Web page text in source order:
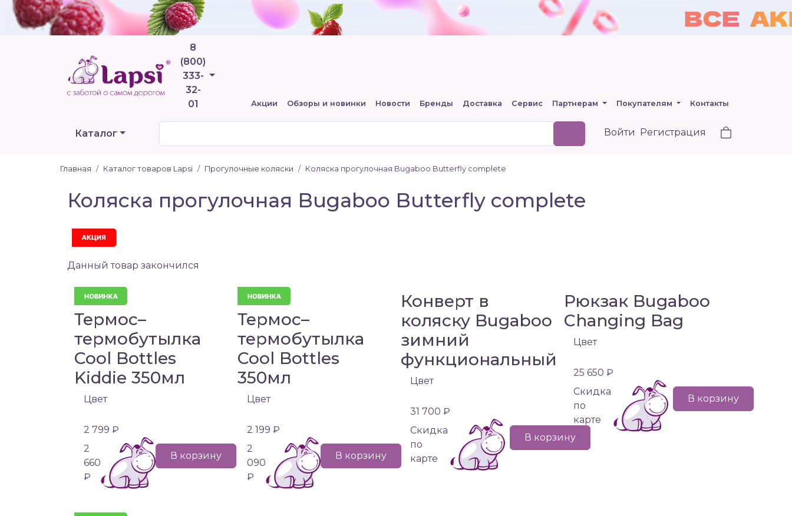
8
(800)
333-
32-
01
Телефоны
Акции Обзоры и новинки Новости Бренды Доставка Сервис Партнерам Покупателям Контакты
Каталог Войти Регистрация
Главная Каталог товаров Lapsi Прогулочные коляски Коляска прогулочная Bugaboo Butterfly complete
Коляска прогулочная Bugaboo Butterfly complete
Данный товар закончился
Термос–
термобутылка
Cool Bottles
Kiddie 350мл
Цвет
2 799 ₽
2
660
₽
В корзину
Термос–
термобутылка
Cool Bottles
350мл
Цвет
2 199 ₽
2
090
₽
В корзину
Конверт в
коляску Bugaboo
зимний
функциональный
Цвет
31 700 ₽
Cкидка
по
карте
В корзину
Рюкзак Bugaboo
Changing Bag
Цвет
25 650 ₽
Cкидка
по
карте
В корзину